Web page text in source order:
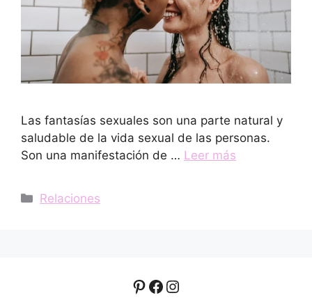
Las fantasías sexuales son una parte natural y
saludable de la vida sexual de las personas.
Son una manifestación de … Leer más
Categorías
Relaciones
Pinterest
Facebook
Instagram